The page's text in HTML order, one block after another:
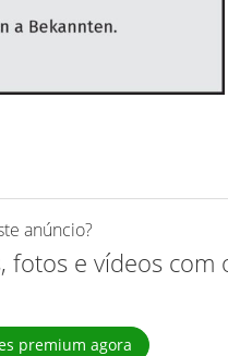
anúncio?
e vídeos com
premium agora